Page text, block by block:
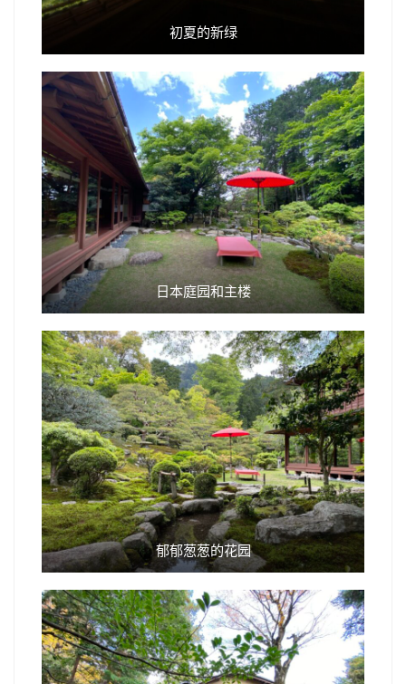
初夏的新绿
日本庭园和主楼
郁郁葱葱的花园